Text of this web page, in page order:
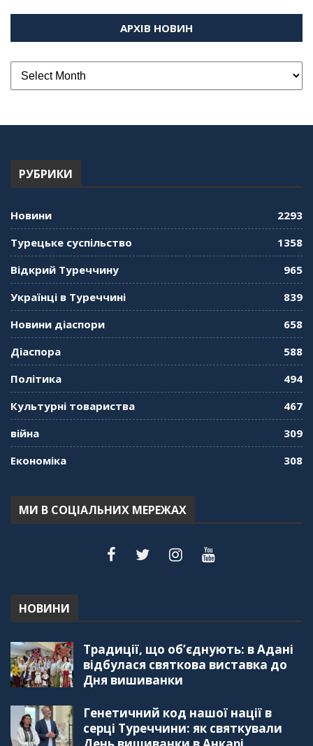
АРХІВ НОВИН
РУБРИКИ
Новини
2293
Турецьке суспільство
1358
Відкрий Туреччину
965
Українці в Туреччині
839
Новини діаспори
658
Діаспора
588
Політика
494
Культурні товариства
467
війна
309
Економіка
308
МИ В СОЦІАЛЬНИХ МЕРЕЖАХ
НОВИНИ
Традиції, що об’єднують: в Адані
відбулася святкова виставка до
Дня вишиванки
Генетичний код нашої нації в
серці Туреччини: як святкували